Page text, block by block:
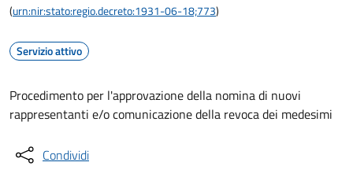
(urn:nir:stato:regio.decreto:1931-06-18;773)
Servizio attivo
Procedimento per l'approvazione della nomina di nuovi
rappresentanti e/o comunicazione della revoca dei medesimi
Condividi